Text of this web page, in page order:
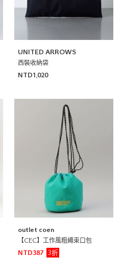
UNITED ARROWS
西裝收納袋
NTD1,020
outlet coen
【CEC】工作風粗繩束口包
NTD387
3折